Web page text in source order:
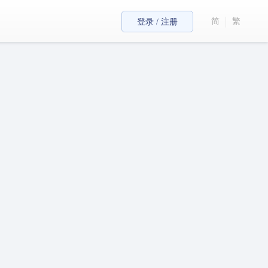
登录 / 注册 简 繁